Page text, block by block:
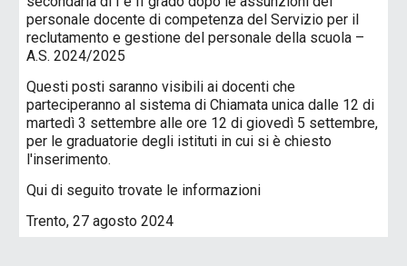
personale docente di competenza del Servizio per il
reclutamento e gestione del personale della scuola –
A.S. 2024/2025
Questi posti saranno visibili ai docenti che
parteciperanno al sistema di Chiamata unica dalle 12 di
martedì 3 settembre alle ore 12 di giovedì 5 settembre,
per le graduatorie degli istituti in cui si è chiesto
l'inserimento.
Qui di seguito trovate le informazioni
Trento, 27 agosto 2024